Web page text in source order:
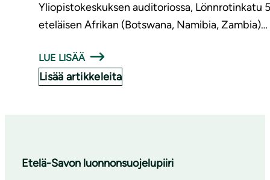
Yliopistokeskuksen auditoriossa, Lönnrotinkatu
eteläisen Afrikan (Botswana, Namibia, Zambia)…
LUE LISÄÄ
Lisää artikkeleita
Etelä-Savon luonnonsuojelupiiri